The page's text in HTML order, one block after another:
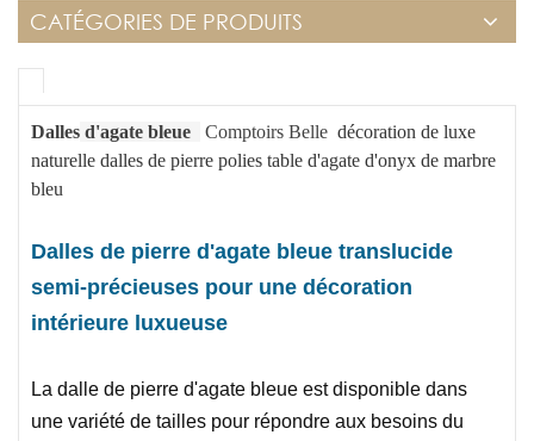
CATÉGORIES DE PRODUITS
Dalles d'agate bleue Comptoirs Belle décoration de luxe
naturelle dalles de pierre polies table d'agate d'onyx de marbre
bleu
Dalles de pierre d'agate bleue translucide
semi-précieuses pour une décoration
intérieure luxueuse
La dalle de pierre d'agate bleue est disponible dans
une variété de tailles pour répondre aux besoins du